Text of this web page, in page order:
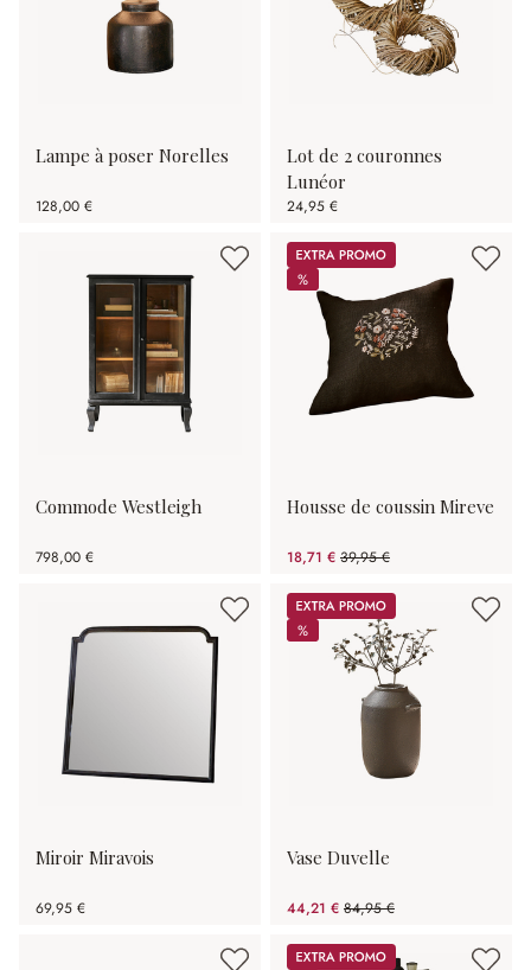
Lampe à poser Norelles
128,00 €
Lot de 2 couronnes
Lunéor
24,95 €
Commode Westleigh
798,00 €
Promos
%
%
Housse de coussin Mireve
18,71 € 39,95 €
(53.17%spared)
Miroir Miravois
69,95 €
Promos
%
%
Vase Duvelle
44,21 € 84,95 €
(47.96%spared)
Promos